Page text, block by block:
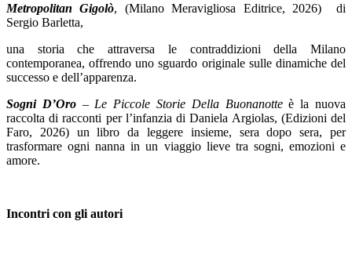
Metropolitan Gigolò, (Milano Meravigliosa Editrice, 2026) di
Sergio Barletta,
una storia che attraversa le contraddizioni della Milano
contemporanea, offrendo uno sguardo originale sulle dinamiche del
successo e dell’apparenza.
Sogni D’Oro– Le Piccole Storie Della Buonanotteè la nuova
raccolta di racconti per l’infanzia di Daniela Argiolas, (Edizioni del
Faro, 2026) un libro da leggere insieme, sera dopo sera, per
trasformare ogni nanna in un viaggio lieve tra sogni, emozioni e
amore.
Incontri con gli autori